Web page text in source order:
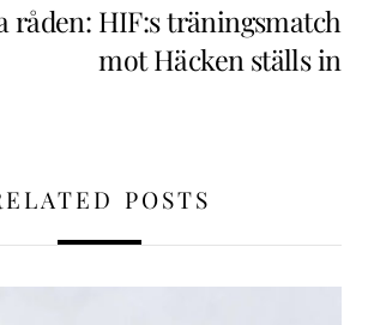
råden: HIF:s träningsmatch
mot Häcken ställs in
POSTS